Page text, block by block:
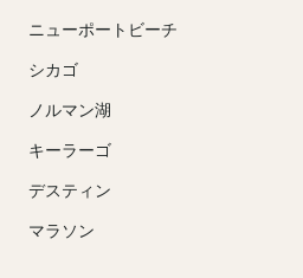
ニューポートビーチ
シカゴ
ノルマン湖
キーラーゴ
デスティン
マラソン